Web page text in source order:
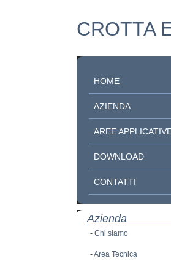
CROTTA
HOME
AZIENDA
AREE
DOWNLOAD
CONTATTI
Azienda
-Chi siamo
-Area Tecnica